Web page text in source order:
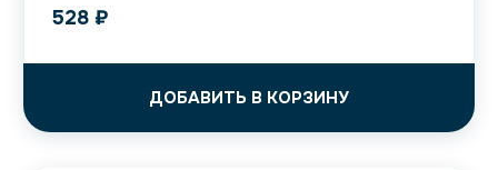
528 ₽
ДОБАВИТЬ В КОРЗИНУ